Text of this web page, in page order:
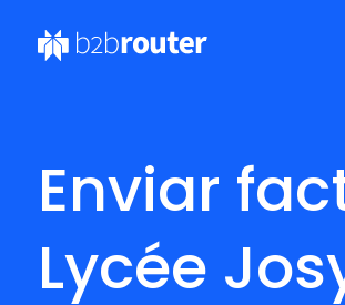
Enviar
Lycée